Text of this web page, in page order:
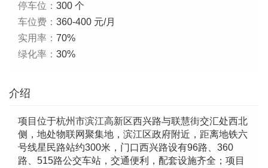
停车位： 300 个
车位费： 360-400 元/月
实用率： 70%
绿化率： 30%
介绍
项目位于杭州市滨江高新区西兴路与联慧街交汇处西北
侧，地处物联网聚集地，滨江区政府附近，距离地铁六
号线星民路站约300米，门口西兴路设有96路、360
路、515路公交车站，交通便利，配套设施齐全；项目